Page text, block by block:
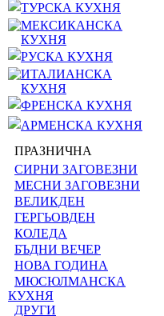
ТУРСКА КУХНЯ
МЕКСИКАНСКА
КУХНЯ
РУСКА КУХНЯ
ИТАЛИАНСКА
КУХНЯ
ФРЕНСКА КУХНЯ
АРМЕНСКА КУХНЯ
ПРАЗНИЧНА
СИРНИ ЗАГОВЕЗНИ
МЕСНИ ЗАГОВЕЗНИ
ВЕЛИКДЕН
ГЕРГЬОВДЕН
КОЛЕДА
БЪДНИ ВЕЧЕР
НОВА ГОДИНА
МЮСЮЛМАНСКА
КУХНЯ
ДРУГИ